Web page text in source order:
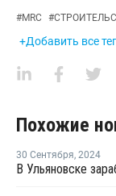
#MRC #
+Добавить все
Похожие
30 Сентября, 2024
В Ульяновске